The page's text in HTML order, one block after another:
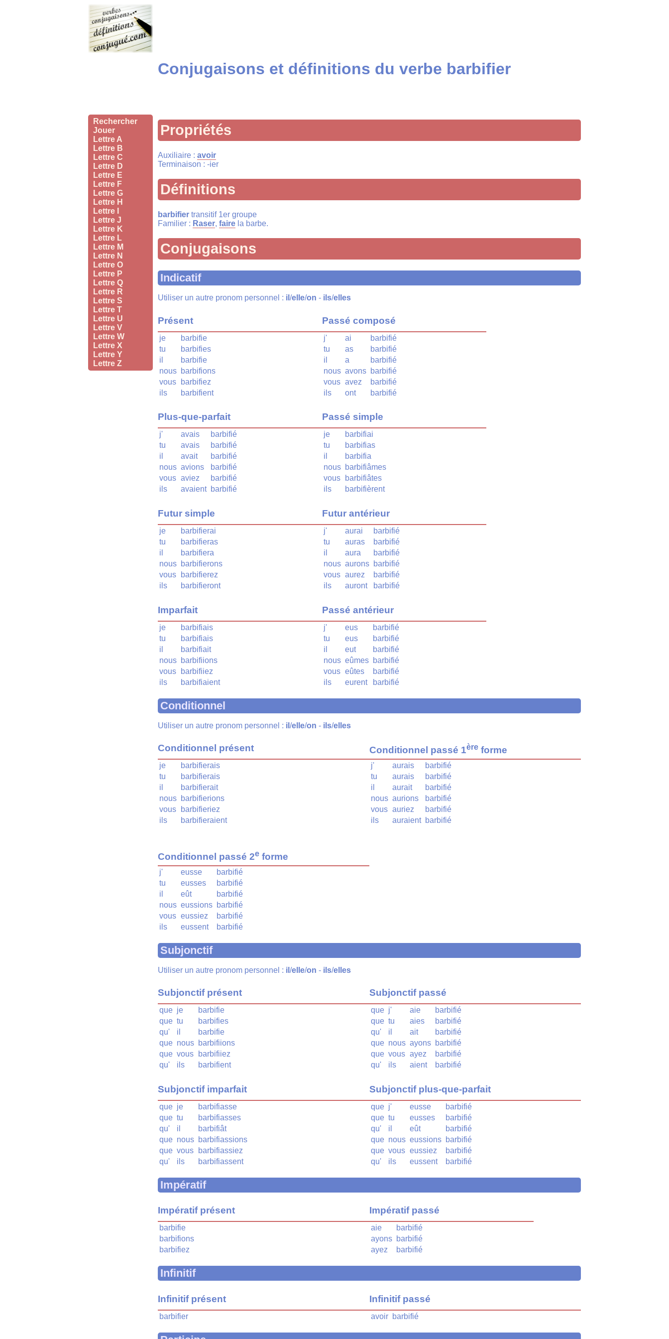
Rechercher
Jouer
Lettre A
Lettre B
Lettre C
Lettre D
Lettre E
Lettre F
Lettre G
Lettre H
Lettre I
Lettre J
Lettre K
Lettre L
Lettre M
Lettre N
Lettre O
Lettre P
Lettre Q
Lettre R
Lettre S
Lettre T
Lettre U
Lettre V
Lettre W
Lettre X
Lettre Y
Lettre Z
Conjugaisons et définitions du verbe barbifier
Propriétés
Auxiliaire : avoir
Terminaison : -ier
Définitions
barbifier transitif 1er groupe
Familier : Raser, faire la barbe.
Conjugaisons
Indicatif
Utiliser un autre pronom personnel : il /elle/on - ils/elles
Présent
je
barbifie
tu
barbifies
il
barbifie
nous barbifions
vous
barbifiez
ils
barbifient
Plus-que-parfait
j' avais
barbifié
tu
avais
barbifié
il
avait
barbifié
nous avions
barbifié
vous aviez
barbifié
ils
avaient barbifié
Futur simple
je
barbifierai
tu
barbifieras
il
barbifiera
nous barbifierons
vous
barbifierez
ils
barbifieront
Imparfait
je
barbifiais
tu
barbifiais
il
barbifiait
nous barbifiions
vous
barbifiiez
ils
barbifiaient
Passé composé
j' ai
barbifié
tu
as
barbifié
il
a
barbifié
nous avons barbifié
vous avez
barbifié
ils
ont barbifié
Passé simple
je
barbifiai
tu
barbifias
il
barbifia
nous barbifiâmes
vous
barbifiâtes
ils
barbifièrent
Futur antérieur
j' aurai
barbifié
tu
auras
barbifié
il
aura
barbifié
nous aurons barbifié
vous aurez
barbifié
ils
auront barbifié
Passé antérieur
j' eus
barbifié
tu
eus
barbifié
il
eut
barbifié
nous eûmes barbifié
vous eûtes
barbifié
ils
eurent barbifié
Conditionnel
Utiliser un autre pronom personnel : il /elle/on - ils/elles
Conditionnel présent
je
barbifierais
tu
barbifierais
il
barbifierait
nous barbifierions
vous
barbifieriez
ils
barbifieraient
Conditionnel passé 1ère forme
j' aurais
barbifié
tu
aurais
barbifié
il
aurait
barbifié
nous aurions
barbifié
vous auriez
barbifié
ils
auraient barbifié
Conditionnel passé 2e forme
j' eusse
barbifié
tu
eusses
barbifié
il
eût
barbifié
nous eussions barbifié
vous eussiez
barbifié
ils
eussent barbifié
Subjonctif
Utiliser un autre pronom personnel : il /elle/on - ils/elles
Subjonctif présent
que je
barbifie
que tu
barbifies
qu'
il
barbifie
que nous barbifiions
que vous
barbifiiez
qu'
ils barbifient
Subjonctif imparfait
que je
barbifiasse
que tu
barbifiasses
qu'
il
barbifiât
que nous barbifiassions
que vous
barbifiassiez
qu'
ils barbifiassent
Subjonctif passé
que j' aie
barbifié
que tu aies
barbifié
qu'
il ait
barbifié
que nous ayons barbifié
que vous ayez
barbifié
qu'
ils aient barbifié
Subjonctif plus-que-parfait
que j' eusse
barbifié
que tu eusses
barbifié
qu'
il eût
barbifié
que nous eussions barbifié
que vous eussiez
barbifié
qu'
ils eussent barbifié
Impératif
Impératif présent
barbifie
barbifions
barbifiez
Impératif passé
aie
barbifié
ayons barbifié
ayez
barbifié
Infinitif
Infinitif présent
barbifier
Infinitif passé
avoir barbifié